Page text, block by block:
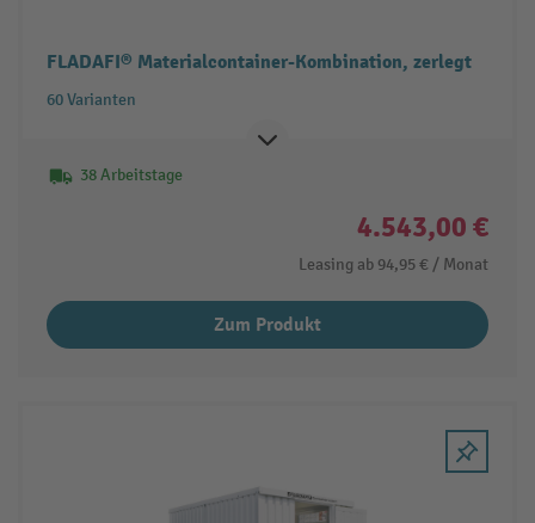
FLADAFI® Materialcontainer-Kombination, zerlegt
60 Varianten
38 Arbeitstage
4.543,00 €
Leasing ab 94,95 € / Monat
Zum Produkt